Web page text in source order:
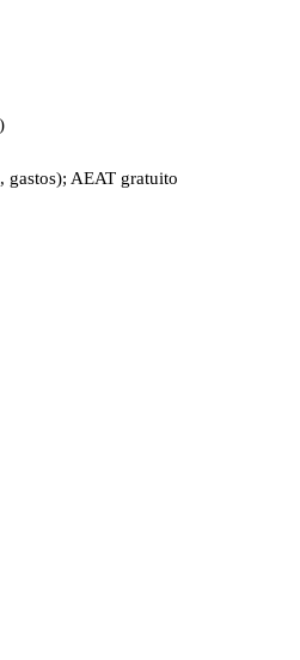
gastos); AEAT gratuito